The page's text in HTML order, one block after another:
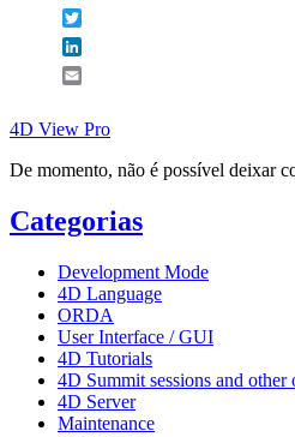
4D View Pro
De momento, não é possível deixar
Categorias
Development Mode
4D Language
ORDA
User Interface / GUI
4D Tutorials
4D Summit sessions and other
4D Server
Maintenance